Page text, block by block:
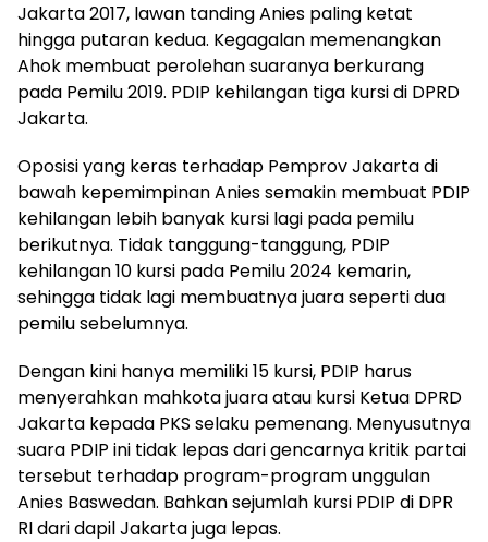
Jakarta 2017, lawan tanding Anies paling ketat
hingga putaran kedua. Kegagalan memenangkan
Ahok membuat perolehan suaranya berkurang
pada Pemilu 2019. PDIP kehilangan tiga kursi di DPRD
Jakarta.
Oposisi yang keras terhadap Pemprov Jakarta di
bawah kepemimpinan Anies semakin membuat PDIP
kehilangan lebih banyak kursi lagi pada pemilu
berikutnya. Tidak tanggung-tanggung, PDIP
kehilangan 10 kursi pada Pemilu 2024 kemarin,
sehingga tidak lagi membuatnya juara seperti dua
pemilu sebelumnya.
Dengan kini hanya memiliki 15 kursi, PDIP harus
menyerahkan mahkota juara atau kursi Ketua DPRD
Jakarta kepada PKS selaku pemenang. Menyusutnya
suara PDIP ini tidak lepas dari gencarnya kritik partai
tersebut terhadap program-program unggulan
Anies Baswedan. Bahkan sejumlah kursi PDIP di DPR
RI dari dapil Jakarta juga lepas.